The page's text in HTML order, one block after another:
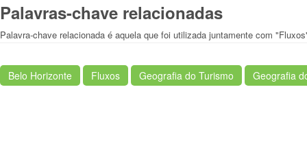
Palavras-chave relacionadas
Palavra-chave relacionada é aquela que foi utilizada juntamente com
Belo Horizonte Fluxos Geografia do Turismo Geografia